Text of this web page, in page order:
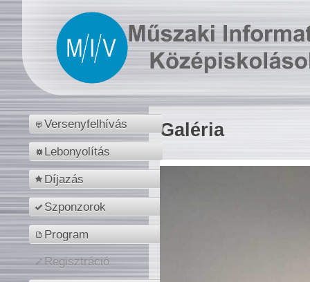
Versenyfelhívás
Lebonyolítás
Díjazás
Szponzorok
Program
Regisztráció
Galéria